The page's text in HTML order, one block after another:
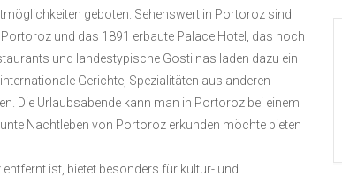
geboten. Sehenswert in Portoroz sind
und das 1891 erbaute Palace Hotel, das noch
und landestypische Gostilnas laden dazu ein
Gerichte, Spezialitäten aus anderen
Die Urlaubsabende kann man in Portoroz bei einem
Nachtleben von Portoroz erkunden möchte bieten
ist, bietet besonders für kultur- und